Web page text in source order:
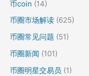
币coin (14)
币圈市场解读 (625)
币圈常见问题 (51)
币圈新闻 (101)
币圈明星交易员 (1)